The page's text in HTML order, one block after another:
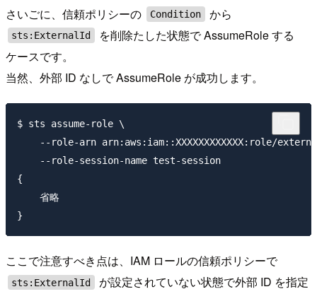
さいごに、信頼ポリシーの Condition から
sts:ExternalId
を削除たした状態で AssumeRole する
ケースです。
当然、外部 ID なしで AssumeRole が成功します。
$ sts assume-role \
--role-arn arn:aws:iam::XXXXXXXXXXXX:role/
    --role-session-name test-session
{
    省略
ここで注意すべき点は、IAM ロールの信頼ポリシーで
sts:ExternalId
が設定されていない状態で外部 ID を指定